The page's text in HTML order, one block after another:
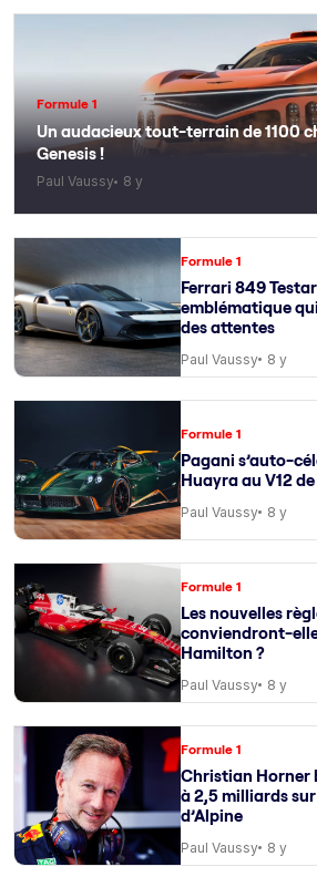
Formule 1
Un audacieux tout-terrain de 1100
Genesis !
Paul Vaussy 8 y
Formule 1
Ferrari 849
emblématique
des attentes
Paul Vaussy 8 y
Formule 1
Pagani s’auto-
Huayra au V12
Paul Vaussy 8 y
Formule 1
Les nouvelles
conviendront-
Hamilton ?
Paul Vaussy 8 y
Formule 1
Christian Horner
à 2,5 milliards
d’Alpine
Paul Vaussy 8 y